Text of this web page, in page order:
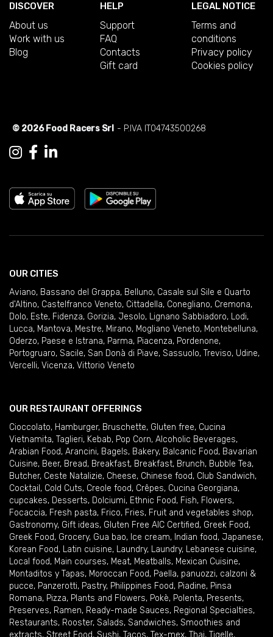
DISCOVER
About us
Work with us
Blog
HELP
Support
FAQ
Contacts
Gift card
LEGAL NOTICE
Terms and
conditions
Privacy policy
Cookies policy
© 2026 Food Racers Srl - P.IVA IT04743500268
OUR CITIES
Aviano, Bassano del Grappa, Belluno, Casale sul Sile e Quarto
d'Altino, Castelfranco Veneto, Cittadella, Conegliano, Cremona,
Dolo, Este, Fidenza, Gorizia, Jesolo, Lignano Sabbiadoro, Lodi,
Lucca, Mantova, Mestre, Mirano, Mogliano Veneto, Montebelluna,
Oderzo, Paese e Istrana, Parma, Piacenza, Pordenone,
Portogruaro, Sacile, San Donà di Piave, Sassuolo, Treviso, Udine,
Vercelli, Vicenza, Vittorio Veneto
OUR RESTAURANT OFFERINGS
Cioccolato, Hamburger, Bruschette, Gluten free, Cucina
Vietnamita, Taglieri, Kebab, Pop Corn, Alcoholic Beverages,
Arabian Food, Arancini, Bagels, Bakery, Balcanic Food, Bavarian
Cuisine, Beer, Bread, Breakfast, Breakfast, Brunch, Bubble Tea,
Butcher, Ceste Natalizie, Cheese, Chinese food, Club Sandwich,
Cocktail , Cold Cuts, Creole food, Crêpes, Cucina Georgiana,
cupcakes, Desserts, Dolciumi, Ethnic Food, Fish, Flowers,
Focaccia, Fresh pasta, Frico, Fries, Fruit and vegetables shop,
Gastronomy, Gift ideas, Gluten Free AIC Certified, Greek Food,
Greek Food, Grocery, Gua bao, Ice cream, Indian food, Japanese,
Korean Food, Latin cuisine, Laundry, Laundry, Lebanese cuisine,
Local food, Main courses, Meat, Meatballs, Mexican Cuisine,
Montaditos y Tapas, Moroccan Food, Paella, panuozzi, calzoni &
pucce, Panzerotti, Pastry, Philippines Food, Piadine, Pinsa
Romana, Pizza, Plants and Flowers, Pokè, Polenta, Presents,
Preserves, Ramen, Ready-made Sauces, Regional Specialties,
Restaurants, Rooster, Salads, Sandwiches, Smoothies and
extracts, Street Food, Sushi, Tacos, Tex-mex, Thai, Tigelle,